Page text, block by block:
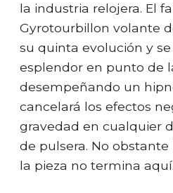
la industria relojera. El
Gyrotourbillon volante
su quinta evolución y
esplendor en punto de
desempeñando un
cancelará los efectos
gravedad en cualquier
de pulsera. No
la pieza no termina aquí.